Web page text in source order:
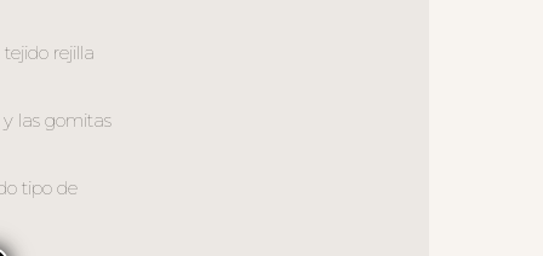
rejilla
las gomitas
tipo de